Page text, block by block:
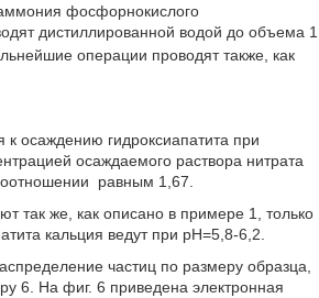
фосфорнокислого
дистиллированной водой до объема 1
операции проводят также, как
к осаждению гидроксиапатита при
осаждаемого раствора нитрата
равным 1,67.
так же, как описано в примере 1, только
кальция ведут при рН=5,8-6,2.
частиц по размеру образца,
6. На фиг. 6 приведена электронная